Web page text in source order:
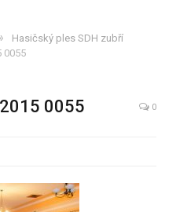
Hasičský ples SDH zubří
0055
0055 0